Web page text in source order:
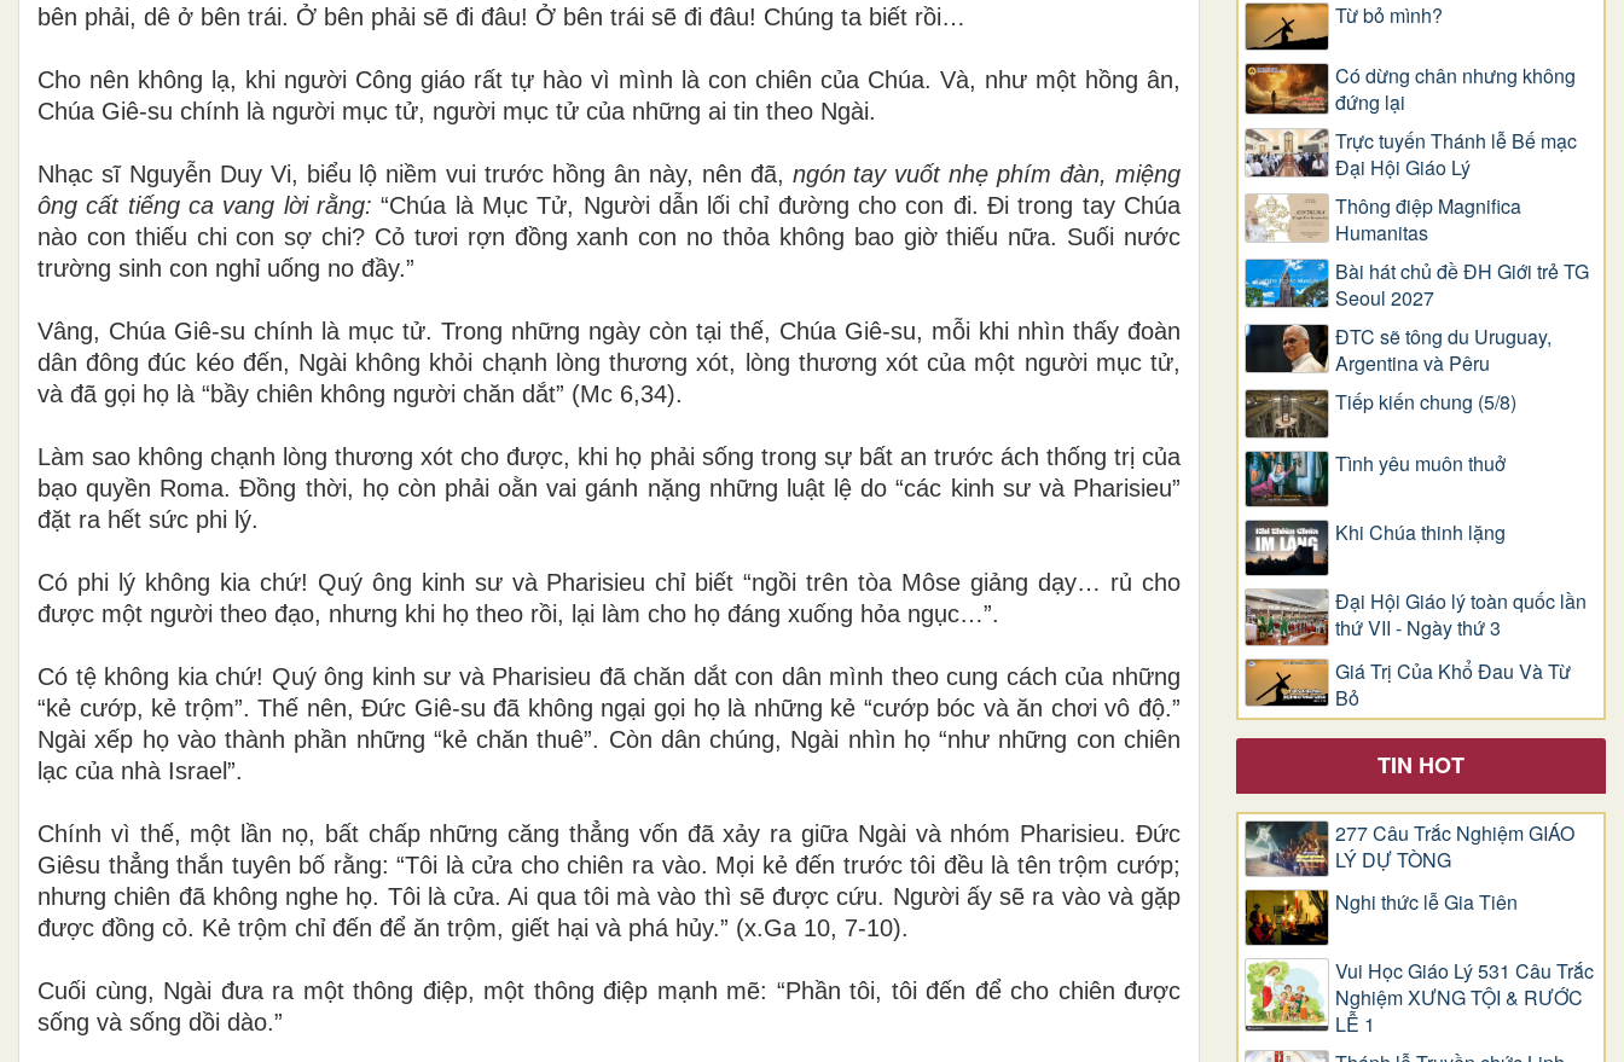
bên phải, dê ở bên trái. Ở bên phải sẽ đi đâu! Ở bên trái sẽ đi đâu! Chúng ta biết rồi…
Cho nên không lạ, khi người Công giáo rất tự hào vì mình là con chiên của Chúa. Và, như một hồng ân,
Chúa Giê-su chính là người mục tử, người mục tử của những ai tin theo Ngài.
Nhạc sĩ Nguyễn Duy Vi, biểu lộ niềm vui trước hồng ân này, nên đã, ngón tay vuốt nhẹ phím đàn, miệng
ông cất tiếng ca vang lời rằng: “Chúa là Mục Tử, Người dẫn lối chỉ đường cho con đi. Đi trong tay Chúa
nào con thiếu chi con sợ chi? Cỏ tươi rợn đồng xanh con no thỏa không bao giờ thiếu nữa. Suối nước
trường sinh con nghỉ uống no đầy.”
Vâng, Chúa Giê-su chính là mục tử. Trong những ngày còn tại thế, Chúa Giê-su, mỗi khi nhìn thấy đoàn
dân đông đúc kéo đến, Ngài không khỏi chạnh lòng thương xót, lòng thương xót của một người mục tử,
và đã gọi họ là “bầy chiên không người chăn dắt” (Mc 6,34).
Làm sao không chạnh lòng thương xót cho được, khi họ phải sống trong sự bất an trước ách thống trị của
bạo quyền Roma. Đồng thời, họ còn phải oằn vai gánh nặng những luật lệ do “các kinh sư và Pharisieu”
đặt ra hết sức phi lý.
Có phi lý không kia chứ! Quý ông kinh sư và Pharisieu chỉ biết “ngồi trên tòa Môse giảng dạy… rủ cho
được một người theo đạo, nhưng khi họ theo rồi, lại làm cho họ đáng xuống hỏa ngục…”.
Có tệ không kia chứ! Quý ông kinh sư và Pharisieu đã chăn dắt con dân mình theo cung cách của những
“kẻ cướp, kẻ trộm”. Thế nên, Đức Giê-su đã không ngại gọi họ là những kẻ “cướp bóc và ăn chơi vô độ.”
Ngài xếp họ vào thành phần những “kẻ chăn thuê”. Còn dân chúng, Ngài nhìn họ “như những con chiên
lạc của nhà Israel”.
Chính vì thế, một lần nọ, bất chấp những căng thẳng vốn đã xảy ra giữa Ngài và nhóm Pharisieu. Đức
Giêsu thẳng thắn tuyên bố rằng: “Tôi là cửa cho chiên ra vào. Mọi kẻ đến trước tôi đều là tên trộm cướp;
nhưng chiên đã không nghe họ. Tôi là cửa. Ai qua tôi mà vào thì sẽ được cứu. Người ấy sẽ ra vào và gặp
được đồng cỏ. Kẻ trộm chỉ đến để ăn trộm, giết hại và phá hủy.” (x.Ga 10, 7-10).
Cuối cùng, Ngài đưa ra một thông điệp, một thông điệp mạnh mẽ: “Phần tôi, tôi đến để cho chiên được
sống và sống dồi dào.”
Từ bỏ mình?
Có dừng chân nhưng không
đứng lại
Trực tuyến Thánh lễ Bế mạc
Đại Hội Giáo Lý
Thông điệp Magnifica
Humanitas
Bài hát chủ đề ĐH Giới trẻ TG
Seoul 2027
ĐTC sẽ tông du Uruguay,
Argentina và Pêru
Tiếp kiến chung (5/8)
Tình yêu muôn thuở
Khi Chúa thinh lặng
Đại Hội Giáo lý toàn quốc lần
thứ VII - Ngày thứ 3
Giá Trị Của Khổ Ðau Và Từ
Bỏ
TIN HOT
277 Câu Trắc Nghiệm GIÁO
LÝ DỰ TÒNG
Nghi thức lễ Gia Tiên
Vui Học Giáo Lý 531 Câu Trắc
Nghiệm XƯNG TỘI & RƯỚC
LỄ 1